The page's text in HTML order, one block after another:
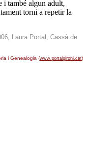
i també algun adult,
torni a repetir la
Laura Portal, Cassà de
i Genealogia (www.portalgironi.cat)